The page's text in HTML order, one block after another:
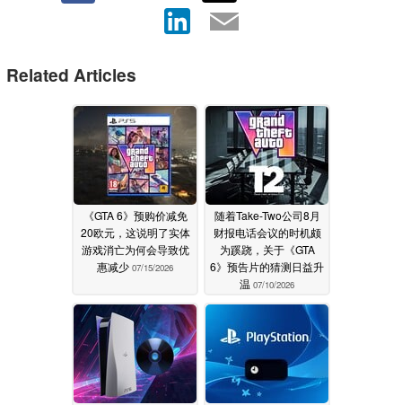
Related Articles
《GTA 6》预购价减免
20欧元，这说明了实体
游戏消亡为何会导致优
惠减少 07/15/2026
随着Take-Two公司8月
财报电话会议的时机颇
为蹊跷，关于《GTA
6》预告片的猜测日益升
温 07/10/2026